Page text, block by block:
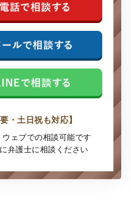
・土日祝も対応】
ェブでの相談可能です
弁護士に相談ください